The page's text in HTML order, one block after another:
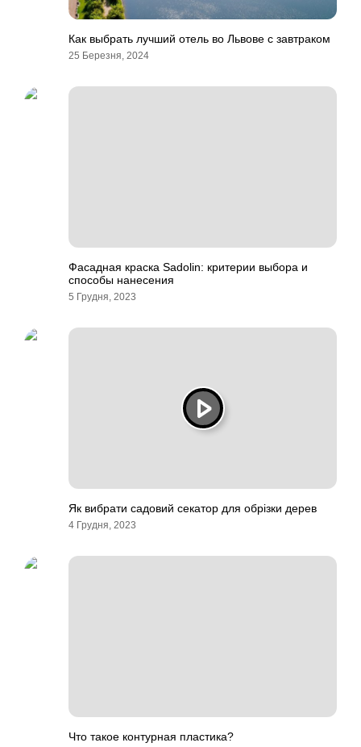
Как выбрать лучший отель во Львове с завтраком
25 Березня, 2024
Фасадная краска Sadolin: критерии выбора и
способы нанесения
5 Грудня, 2023
Як вибрати садовий секатор для обрізки дерев
4 Грудня, 2023
Что такое контурная пластика?